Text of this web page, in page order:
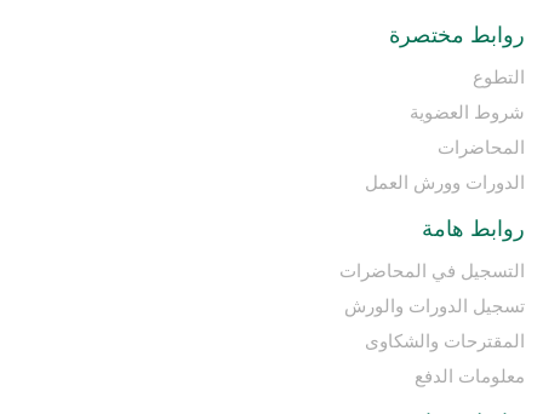
روابط مختصرة
التطوع
شروط العضوية
المحاضرات
الدورات وورش العمل
روابط هامة
التسجيل في المحاضرات
تسجيل الدورات والورش
المقترحات والشكاوى
معلومات الدفع